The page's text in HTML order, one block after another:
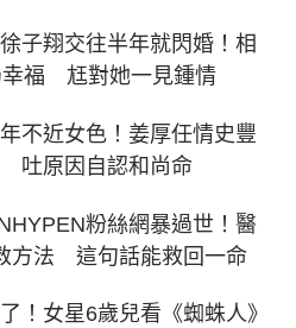
子翔交往半年就閃婚！相
幸福 尪對她一見鍾情
不近女色！姜厚任情史豐
吐原因自認和尚命
粉絲網暴過世！醫
方法 這句話能救回一命
！女星6歲兒看《蜘蛛人》